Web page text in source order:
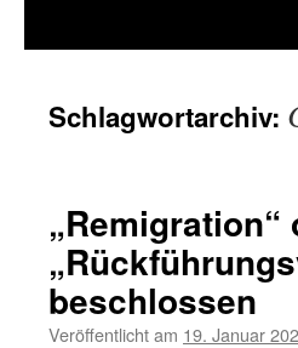
Schlagwortarchiv:
beschlossen
Veröffentlicht am 19. Januar